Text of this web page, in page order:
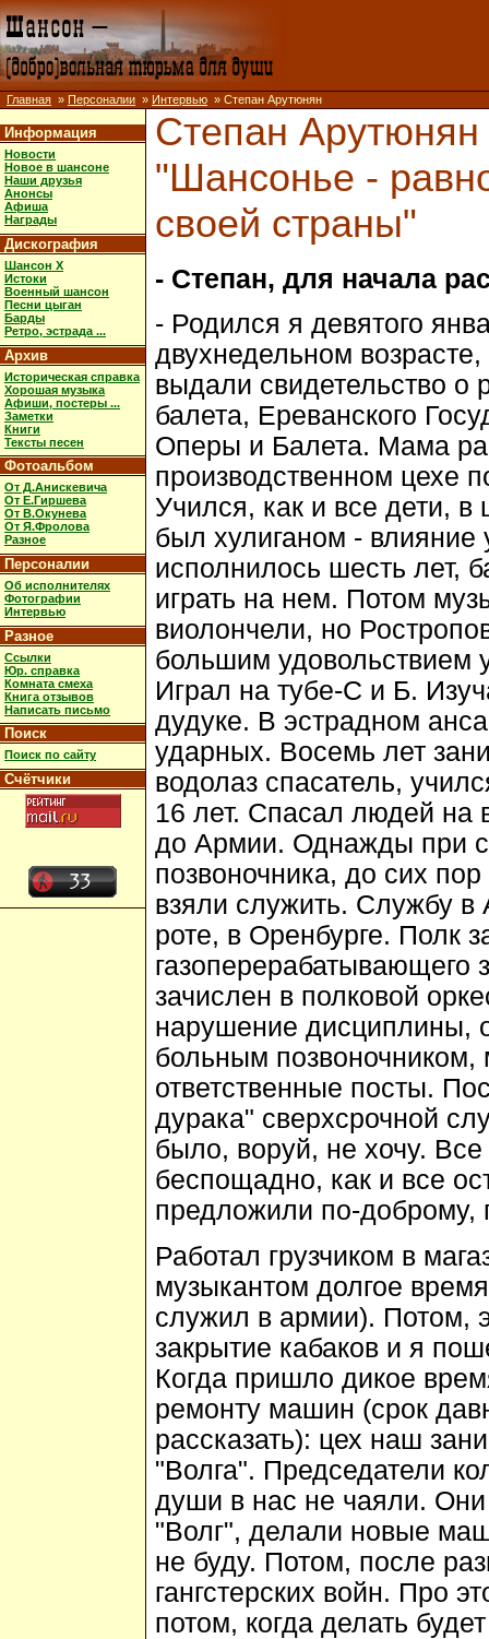
Главная » Персоналии » Интервью » Степан Арутюнян
Информация
Новости
Новое в шансоне
Наши друзья
Анонсы
Афиша
Награды
Дискография
Шансон X
Истоки
Военный шансон
Песни цыган
Барды
Ретро, эстрада ...
Архив
Историческая справка
Хорошая музыка
Афиши, постеры ...
Заметки
Книги
Тексты песен
Фотоальбом
От Д.Анискевича
От Е.Гиршева
От В.Окунева
От Я.Фролова
Разное
Персоналии
Об исполнителях
Фотографии
Интервью
Разное
Ссылки
Юр. справка
Комната смеха
Книга отзывов
Написать письмо
Поиск
Поиск по сайту
Счётчики
Степан
"Шансонье -
своей страны"
- Степан, для начала
- Родился я девятого
двухнедельном
выдали свидетельство
балета, Ереванского
Оперы и Балета. Мама
производственном цехе
Учился, как и все дети,
был хулиганом -
исполнилось шесть лет,
играть на нем. Потом
виолончели, но
большим удовольствием
Играл на тубе-С и Б.
дудуке. В эстрадном
ударных. Восемь лет
водолаз спасатель,
16 лет. Спасал людей на
до Армии. Однажды при
позвоночника, до сих
взяли служить. Службу
роте, в Оренбурге. Полк
зачислен в полковой
нарушение дисциплины,
больным позвоночником,
ответственные посты.
дурака" сверхсрочной
было, воруй, не хочу.
беспощадно, как и все
предложили по-доброму,
Работал грузчиком в
музыкантом долгое
служил в армии). Потом,
закрытие кабаков и я
Когда пришло дикое
ремонту машин (срок
рассказать): цех наш
"Волга". Председатели
души в нас не чаяли.
"Волг", делали новые
не буду. Потом, после
гангстерских войн. Про
потом, когда делать